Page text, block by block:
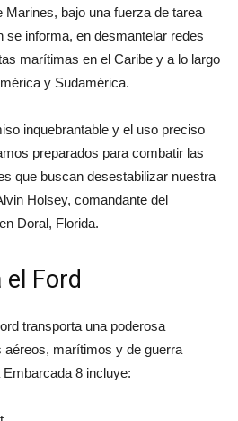
Marines, bajo una fuerza de tarea
se informa, en desmantelar redes
marítimas en el Caribe y a lo largo
y Sudamérica.
inquebrantable y el uso preciso
preparados para combatir las
que buscan desestabilizar nuestra
Holsey, comandante del
Doral, Florida.
Ford
transporta una poderosa
marítimos y de guerra
8 incluye: